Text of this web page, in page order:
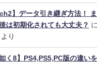
】データ引き継ぎ方法！
は初期化されても大丈夫？ に
より
如く8】PS4,PS5,PC版の違い